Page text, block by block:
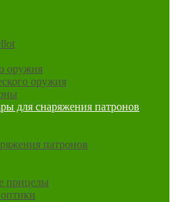
оружия
оружия
для снаряжения патронов
патронов
прицелы